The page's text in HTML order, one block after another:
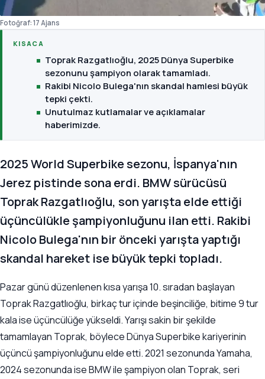
Fotoğraf: 17 Ajans
KISACA
Toprak Razgatlıoğlu, 2025 Dünya Superbike
sezonunu şampiyon olarak tamamladı.
Rakibi Nicolo Bulega'nın skandal hamlesi büyük
tepki çekti.
Unutulmaz kutlamalar ve açıklamalar
haberimizde.
2025 World Superbike sezonu, İspanya'nın
Jerez pistinde sona erdi. BMW sürücüsü
Toprak Razgatlıoğlu, son yarışta elde ettiği
üçüncülükle şampiyonluğunu ilan etti. Rakibi
Nicolo Bulega'nın bir önceki yarışta yaptığı
skandal hareket ise büyük tepki topladı.
Pazar günü düzenlenen kısa yarışa 10. sıradan başlayan
Toprak Razgatlıoğlu, birkaç tur içinde beşinciliğe, bitime 9 tur
kala ise üçüncülüğe yükseldi. Yarışı sakin bir şekilde
tamamlayan Toprak, böylece Dünya Superbike kariyerinin
üçüncü şampiyonluğunu elde etti. 2021 sezonunda Yamaha,
2024 sezonunda ise BMW ile şampiyon olan Toprak, seri